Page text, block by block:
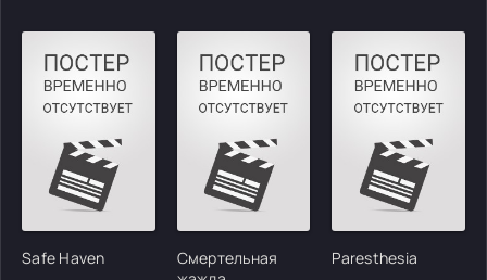
Safe Haven
Смертельная
Paresthesia